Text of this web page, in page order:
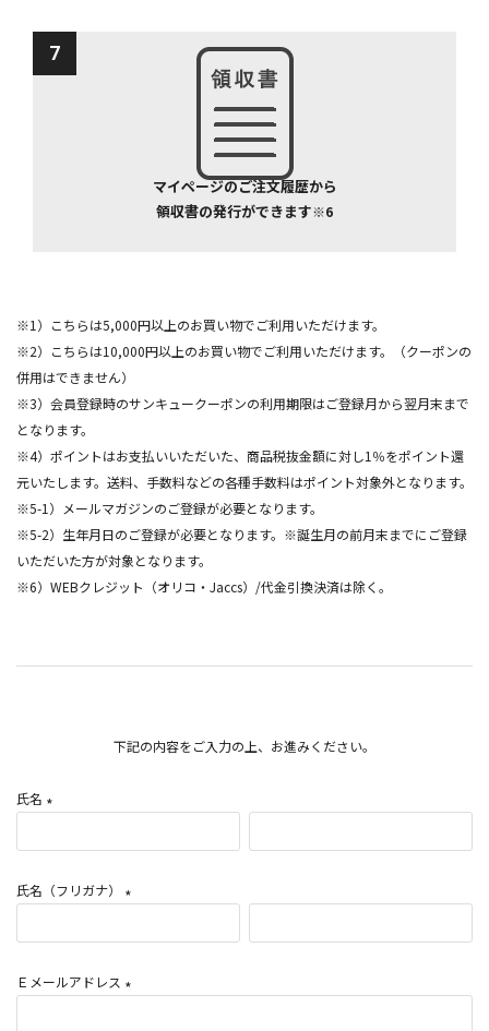
7
マイページのご注文履歴から
領収書の発行ができます※6
※1）こちらは5,000円以上のお買い物でご利用いただけます。
※2）こちらは10,000円以上のお買い物でご利用いただけます。（クーポンの
併用はできません）
※3）会員登録時のサンキュークーポンの利用期限はご登録月から翌月末まで
となります。
※4）ポイントはお支払いいただいた、商品税抜金額に対し1％をポイント還
元いたします。送料、手数料などの各種手数料はポイント対象外となります。
※5-1）メールマガジンのご登録が必要となります。
※5-2）生年月日のご登録が必要となります。※誕生月の前月末までにご登録
いただいた方が対象となります。
※6）WEBクレジット（オリコ・Jaccs）/代金引換決済は除く。
下記の内容をご入力の上、お進みください。
氏名
必
須
)
氏名（フリガナ）
必
)
Ｅメールアドレス